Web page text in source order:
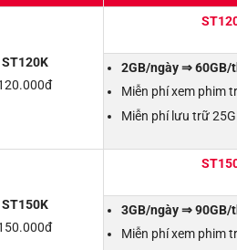
ST120K
2GB/ngày ⇒ 60GB/
Miễn phí xem phim
Miễn phí lưu trữ
ST150K
3GB/ngày ⇒ 90GB/
Miễn phí xem phim